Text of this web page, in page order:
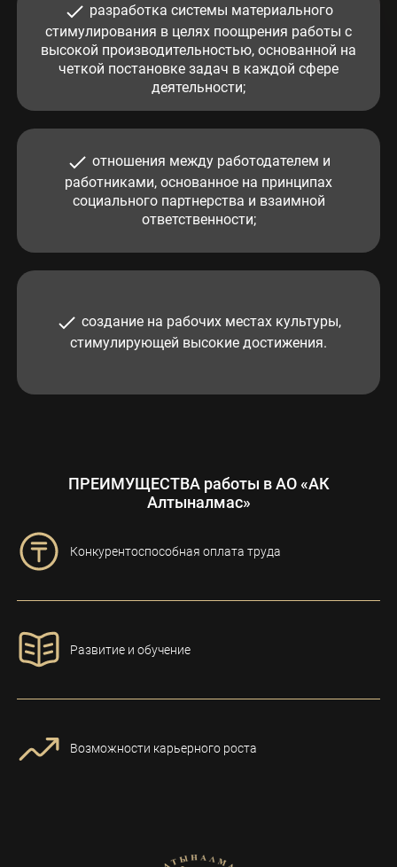
разработка системы материального
стимулирования в целях поощрения работы с
высокой производительностью, основанной на
четкой постановке задач в каждой сфере
деятельности;
отношения между работодателем и
работниками, основанное на принципах
социального партнерства и взаимной
ответственности;
создание на рабочих местах культуры,
стимулирующей высокие достижения.
ПРЕИМУЩЕСТВА работы в АО «АК
Алтыналмас»
Конкурентоспособная оплата труда
Развитие и обучение
Возможности карьерного роста